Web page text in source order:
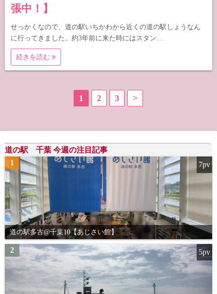
張中！】
せっかくなので、道の駅いちかわから近くの道の駅しょうなん
に行ってきました。約3年前に来た時にはスタン…
続きを読む
ペ
ー
ジ
送
り
1 2 3 >
道の駅 千葉 今週の注目記事
1
道の駅多古@千葉10【あじさい館】
7pv
2 5pv